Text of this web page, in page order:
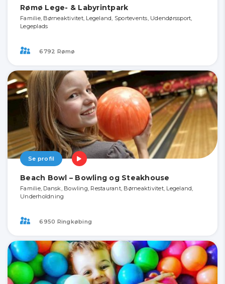
Rømø Lege- & Labyrintpark
Familie, Børneaktivitet, Legeland, Sportevents, Udendørssport,
Legeplads
6792 Rømø
Se profil
Beach Bowl – Bowling og Steakhouse
Familie, Dansk, Bowling, Restaurant, Børneaktivitet, Legeland,
Underholdning
6950 Ringkøbing